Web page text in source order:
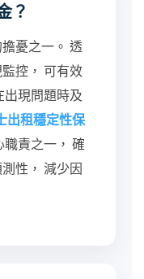
？
憂之一。 透
控， 可有效
出現問題時及
出租穩定性保
責之一， 確
性， 減少因